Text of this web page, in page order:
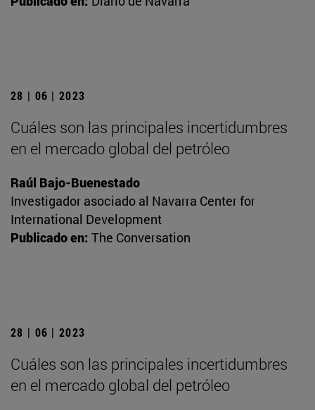
28 | 06 | 2023
Cuáles son las principales incertidumbres
en el mercado global del petróleo
Raúl Bajo-Buenestado
Investigador asociado al Navarra Center for
International Development
Publicado en: The Conversation
28 | 06 | 2023
Cuáles son las principales incertidumbres
en el mercado global del petróleo